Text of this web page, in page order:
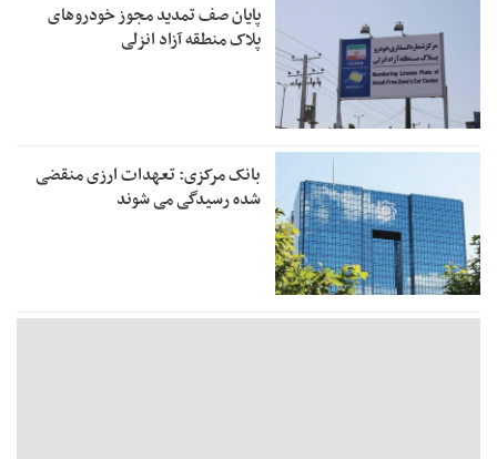
پایان صف تمدید مجوز خودروهای
پلاک منطقه آزاد انزلی
بانک مرکزی: تعهدات ارزی منقضی
شده رسیدگی می شوند